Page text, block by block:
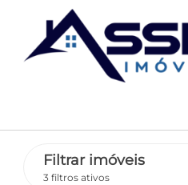
Filtrar imóveis
3 filtros ativos